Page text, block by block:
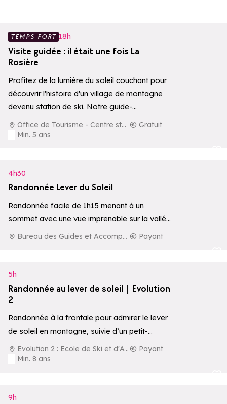
TEMPS FORT 18h
Visite guidée : il était une fois La
Rosière
Profitez de la lumière du soleil couchant pour
découvrir l'histoire d'un village de montagne
devenu station de ski. Notre guide-
conférencier…
Office de Tourisme - Centre station
Gratuit
Min. 5 ans
4h30
Randonnée Lever du Soleil
Randonnée facile de 1h15 menant à un
sommet avec une vue imprenable sur la vallée
d'Aoste, le Mont-Blanc et le…
Bureau des Guides et Accompagnateurs de La Rosière
Payant
5h
Randonnée au lever de soleil | Evolution
2
Randonnée à la frontale pour admirer le lever
de soleil en montagne, suivie d’un petit-
déjeuner local en pleine nature.
Evolution 2 : Ecole de Ski et d'Aventure
Payant
Min. 8 ans
9h